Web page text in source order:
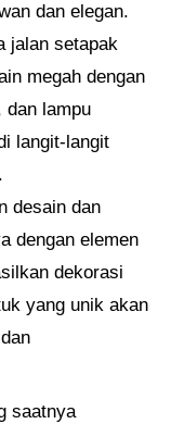
dan elegan.
jalan setapak
megah dengan
dan lampu
langit-langit
desain dan
dengan elemen
dekorasi
yang unik akan
saatnya